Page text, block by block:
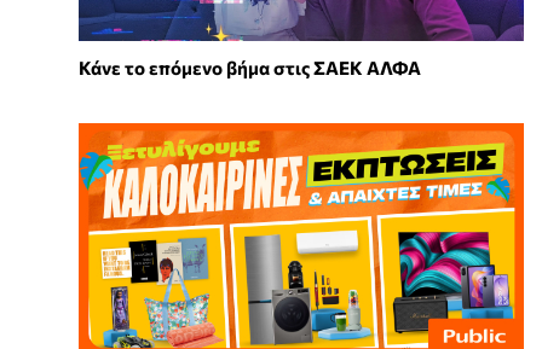
Κάνε το επόμενο βήμα στις ΣΑΕΚ ΑΛΦΑ